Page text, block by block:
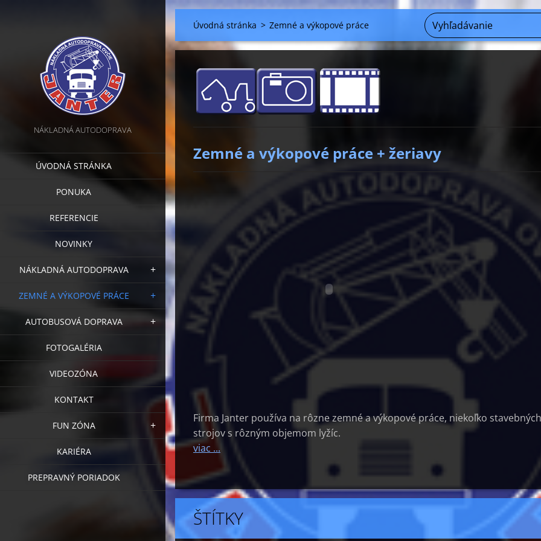
NÁKLADNÁ AUTODOPRAVA
ÚVODNÁ STRÁNKA
PONUKA
REFERENCIE
NOVINKY
NÁKLADNÁ AUTODOPRAVA
ZEMNÉ A VÝKOPOVÉ PRÁCE
AUTOBUSOVÁ DOPRAVA
FOTOGALÉRIA
VIDEOZÓNA
KONTAKT
FUN ZÓNA
KARIÉRA
PREPRAVNÝ PORIADOK
Úvodná stránka > Zemné a výkopové práce
Zemné a výkopové práce + žeriavy
Firma Janter používa na rôzne zemné a výkopové práce, niekoľko stavebných
strojov s rôzným objemom lyžíc.
viac ...
ŠTÍTKY